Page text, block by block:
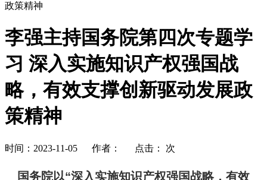
政策精神
李强主持国务院第四次专题学
习 深入实施知识产权强国战
略，有效支撑创新驱动发展政
策精神
时间：2023-11-05 作者： 点击： 次
国务院以“深入实施知识产权强国战略，有效